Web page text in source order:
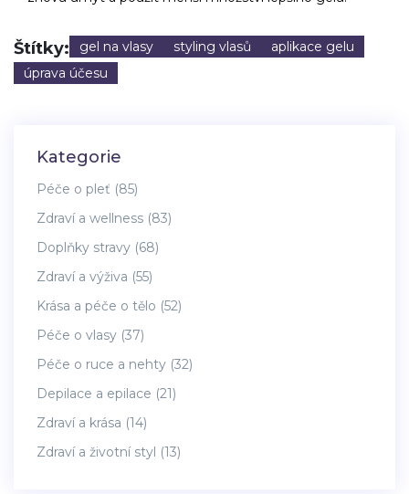
Štítky: gel na vlasy styling vlasů
aplikace gelu
úprava účesu
Kategorie
Péče o pleť (85)
Zdraví a wellness (83)
Doplňky stravy (68)
Zdraví a výživa (55)
Krása a péče o tělo (52)
Péče o vlasy (37)
Péče o ruce a nehty (32)
Depilace a epilace (21)
Zdraví a krása (14)
Zdraví a životní styl (13)